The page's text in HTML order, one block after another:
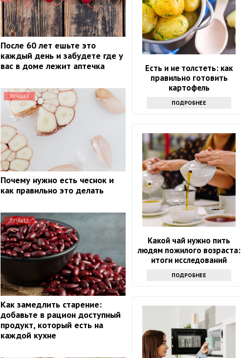
После 60 лет ешьте это
каждый день и забудете где у
вас в доме лежит аптечка
ЛУЧШЕЕ
Почему нужно есть чеснок и
как правильно это делать
ЛУЧШЕЕ
Как замедлить старение:
добавьте в рацион доступный
продукт, который есть на
каждой кухне
Есть и не толстеть: как
правильно готовить
картофель
ПОДРОБНЕЕ
Какой чай нужно пить
людям пожилого возраста:
итоги исследований
ПОДРОБНЕЕ